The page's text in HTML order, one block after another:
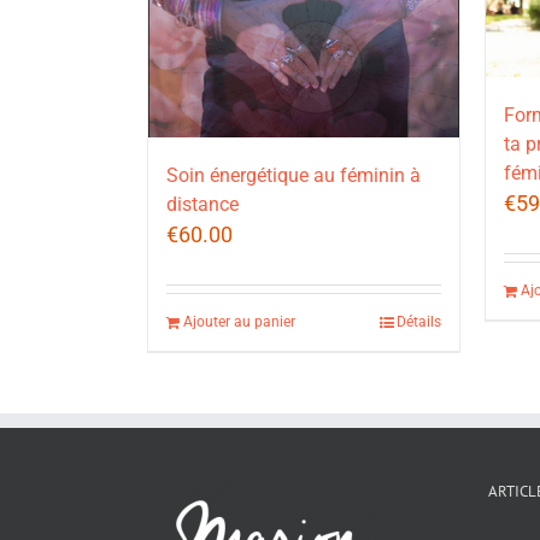
Soin énergétique au féminin à
distance
€60.00
Ajouter au panier Détails
ta
€